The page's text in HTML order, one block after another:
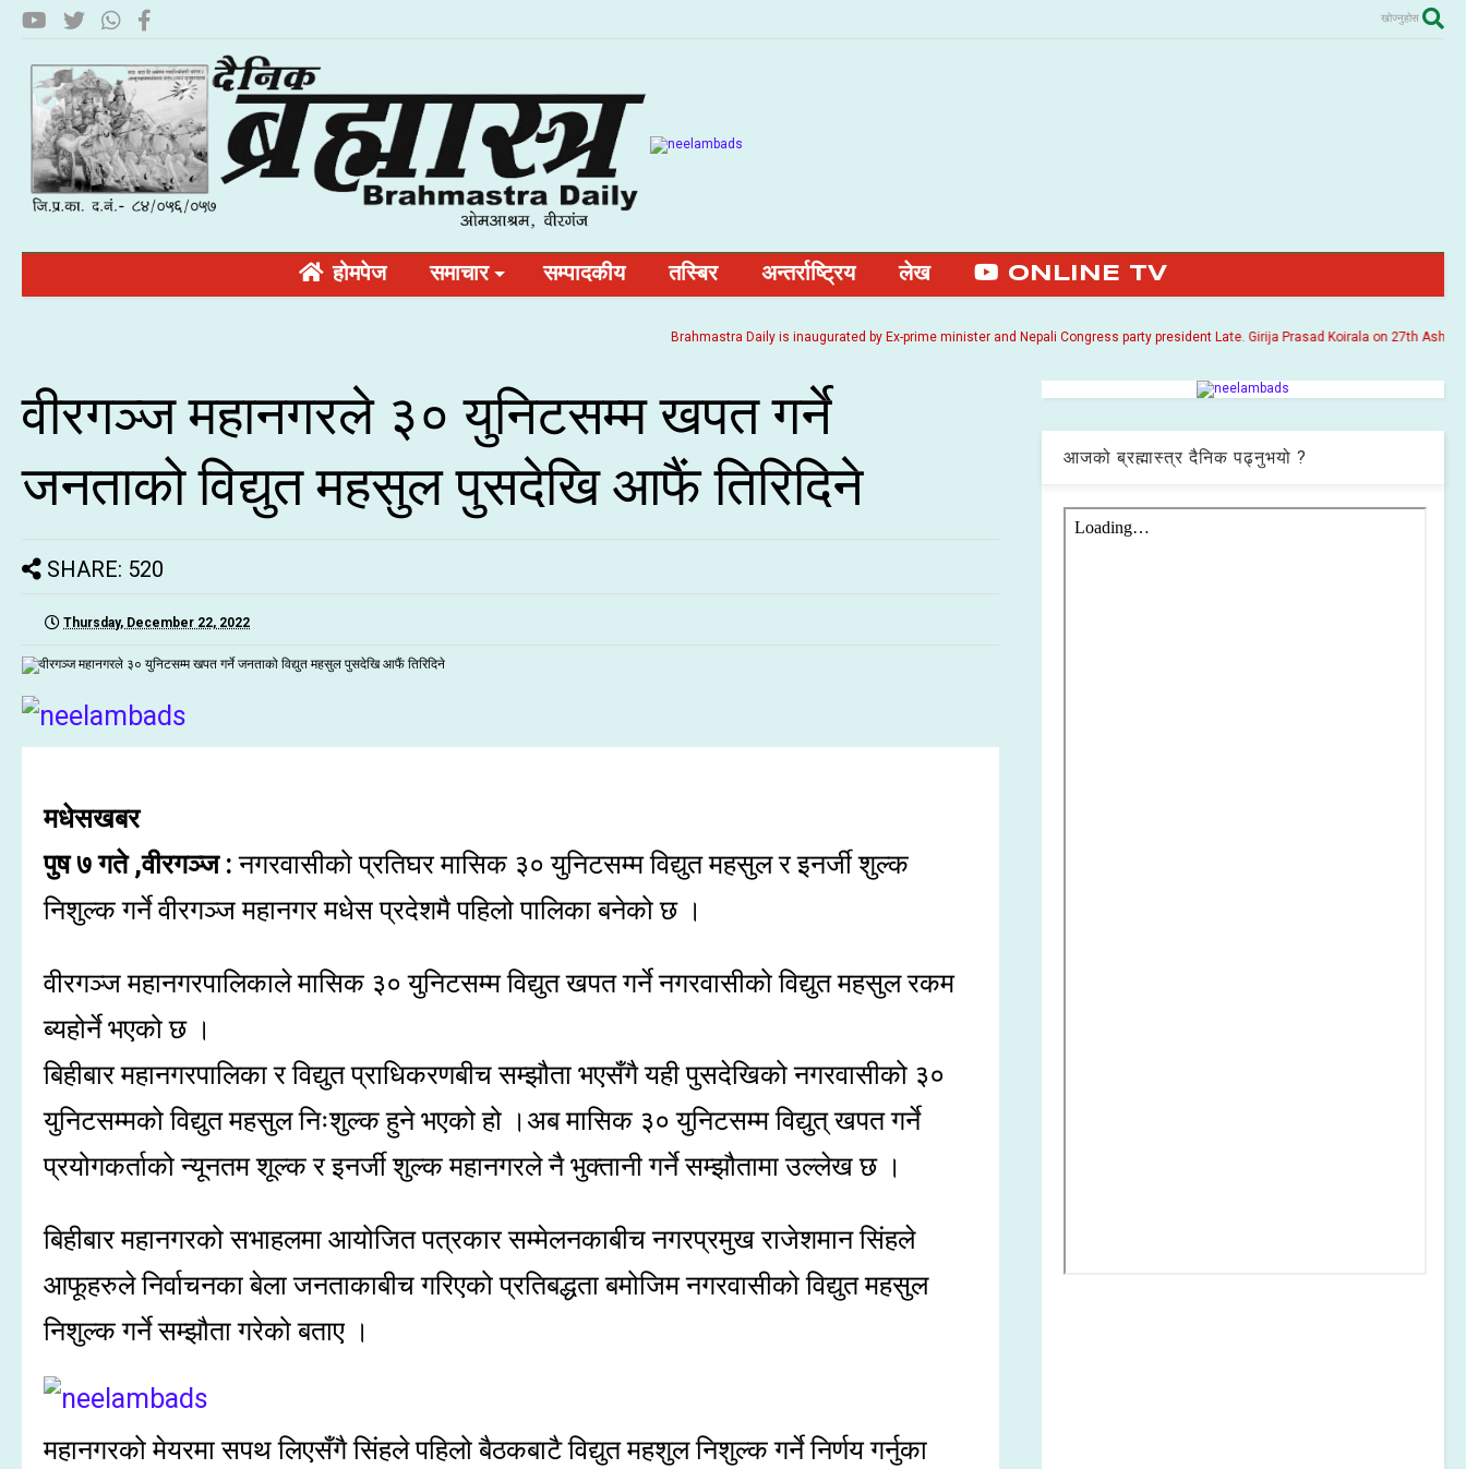
खोज्नुहोस
होमपेज समाचार सम्पादकीय तस्बिर अन्तर्राष्ट्रिय लेख ONLINE TV
Brahmastra Daily is inaugurated by Ex-prime minister and Nepali Congress party president Late. Girija Prasad Koirala on 27th Ashoj
वीरगञ्ज महानगरले ३० युनिटसम्म खपत गर्ने
जनताको विद्युत महसुल पुसदेखि आफैं तिरिदिने
SHARE: 520
Thursday, December 22, 2022
मधेसखबर
पुष ७ गते ,वीरगञ्ज : नगरवासीको प्रतिघर मासिक ३० युनिटसम्म विद्युत महसुल र इनर्जी शुल्क
निशुल्क गर्ने वीरगञ्ज महानगर मधेस प्रदेशमै पहिलो पालिका बनेको छ ।
वीरगञ्ज महानगरपालिकाले मासिक ३० युनिटसम्म विद्युत खपत गर्ने नगरवासीको विद्युत महसुल रकम
ब्यहोर्ने भएको छ ।
बिहीबार महानगरपालिका र विद्युत प्राधिकरणबीच सम्झौता भएसँगै यही पुसदेखिको नगरवासीको ३०
युनिटसम्मको विद्युत महसुल निःशुल्क हुने भएको हो ।अब मासिक ३० युनिटसम्म विद्युत् खपत गर्ने
प्रयोगकर्ताको न्यूनतम शूल्क र इनर्जी शुल्क महानगरले नै भुक्तानी गर्ने सम्झौतामा उल्लेख छ ।
बिहीबार महानगरको सभाहलमा आयोजित पत्रकार सम्मेलनकाबीच नगरप्रमुख राजेशमान सिंहले
आफूहरुले निर्वाचनका बेला जनताकाबीच गरिएको प्रतिबद्धता बमोजिम नगरवासीको विद्युत महसुल
निशुल्क गर्ने सम्झौता गरेको बताए ।
महानगरको मेयरमा सपथ लिएसँगै सिंहले पहिलो बैठकबाटै विद्युत महशुल निशुल्क गर्ने निर्णय गर्नुका
आजको ब्रह्मास्त्र दैनिक पढ्नुभयो ?